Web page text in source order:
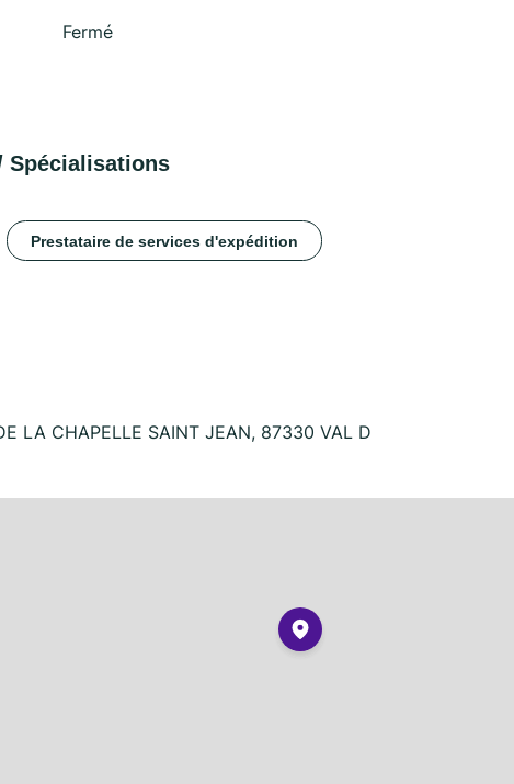
Fermé
Spécialisations
Prestataire de services d'expédition
LA CHAPELLE SAINT JEAN, 87330 VAL D